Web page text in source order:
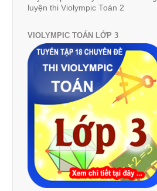
luyện thi Violympic Toán 2
VIOLYMPIC TOÁN LỚP 3